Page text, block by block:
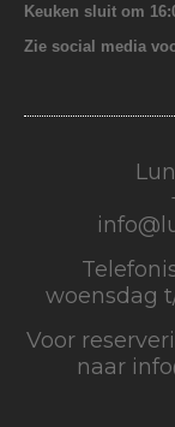
Keuken sluit om
Zie social media
woensdag
Voor
naar